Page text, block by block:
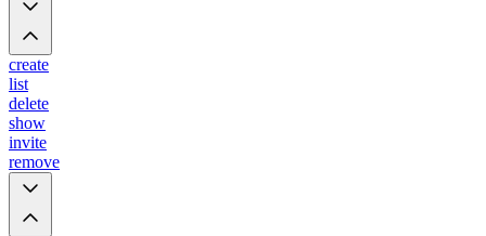
create
list
delete
show
invite
remove